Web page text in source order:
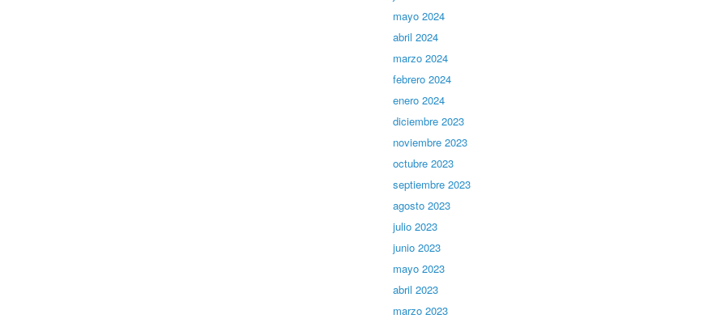
mayo 2024
abril 2024
marzo 2024
febrero 2024
enero 2024
diciembre 2023
noviembre 2023
octubre 2023
septiembre 2023
agosto 2023
julio 2023
junio 2023
mayo 2023
abril 2023
marzo 2023